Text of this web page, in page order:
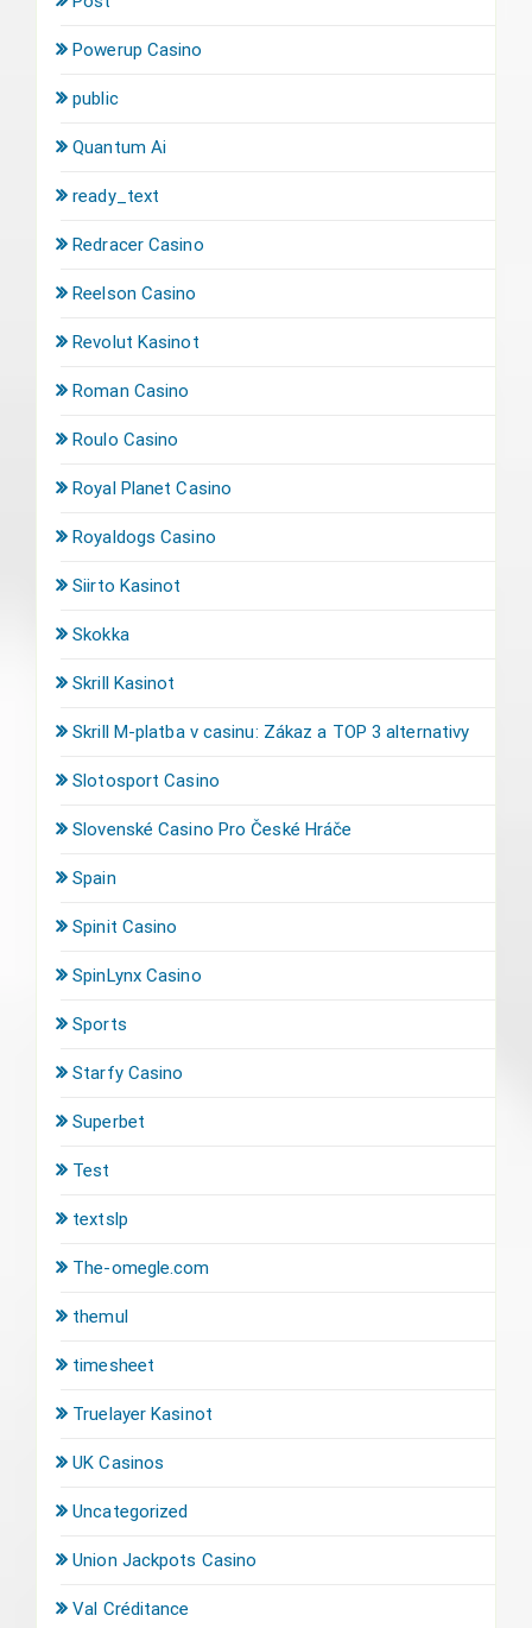
Powerup Casino
public
Quantum Ai
ready_text
Redracer Casino
Reelson Casino
Revolut Kasinot
Roman Casino
Roulo Casino
Royal Planet Casino
Royaldogs Casino
Siirto Kasinot
Skokka
Skrill Kasinot
Skrill M-platba v casinu: Zákaz a TOP 3 alternativy
Slotosport Casino
Slovenské Casino Pro České Hráče
Spain
Spinit Casino
SpinLynx Casino
Sports
Starfy Casino
Superbet
Test
textslp
The-omegle.com
themul
timesheet
Truelayer Kasinot
UK Casinos
Uncategorized
Union Jackpots Casino
Val Créditance